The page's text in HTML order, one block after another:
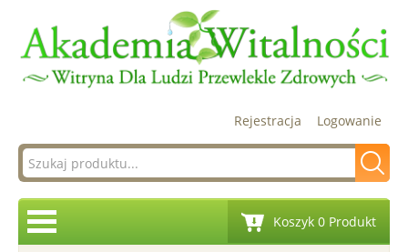
Logowanie
Rejestracja
Koszyk 0 Produkt